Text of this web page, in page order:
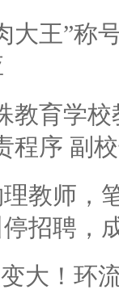
大王”称
教育学
程序 副
教师，
招聘，
大！环